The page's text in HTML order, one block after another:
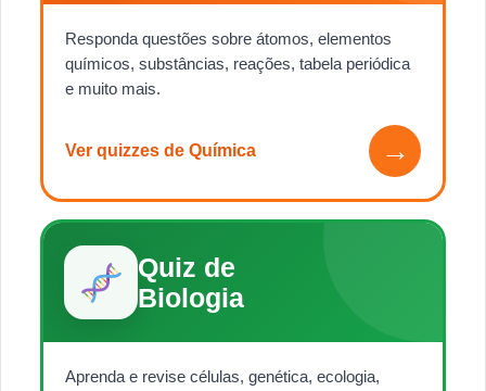
Responda questões sobre átomos, elementos
químicos, substâncias, reações, tabela periódica
e muito mais.
Ver quizzes de Química →
Quiz de
Biologia
Aprenda e revise células, genética, ecologia,